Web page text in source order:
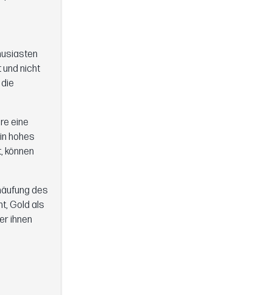
nicht
eine
hohes
können
des
Gold als
ihnen